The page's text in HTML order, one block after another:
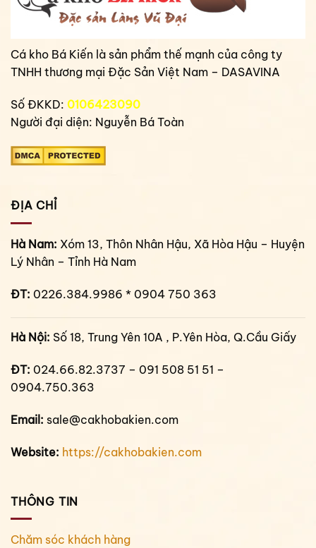
Cá kho Bá Kiến là sản phẩm thế mạnh của công ty
TNHH thương mại Đặc Sản Việt Nam – DASAVINA
Số ĐKKD: 0106423090
Người đại diện: Nguyễn Bá Toàn
ĐỊA CHỈ
Hà Nam: Xóm 13, Thôn Nhân Hậu, Xã Hòa Hậu – Huyện
Lý Nhân – Tỉnh Hà Nam
ĐT: 0226.384.9986 * 0904 750 363
Hà Nội: Số 18, Trung Yên 10A , P.Yên Hòa, Q.Cầu Giấy
ĐT: 024.66.82.3737 – 091 508 51 51 –
0904.750.363
Email: sale@cakhobakien.com
Website: https://cakhobakien.com
THÔNG TIN
Chăm sóc khách hàng